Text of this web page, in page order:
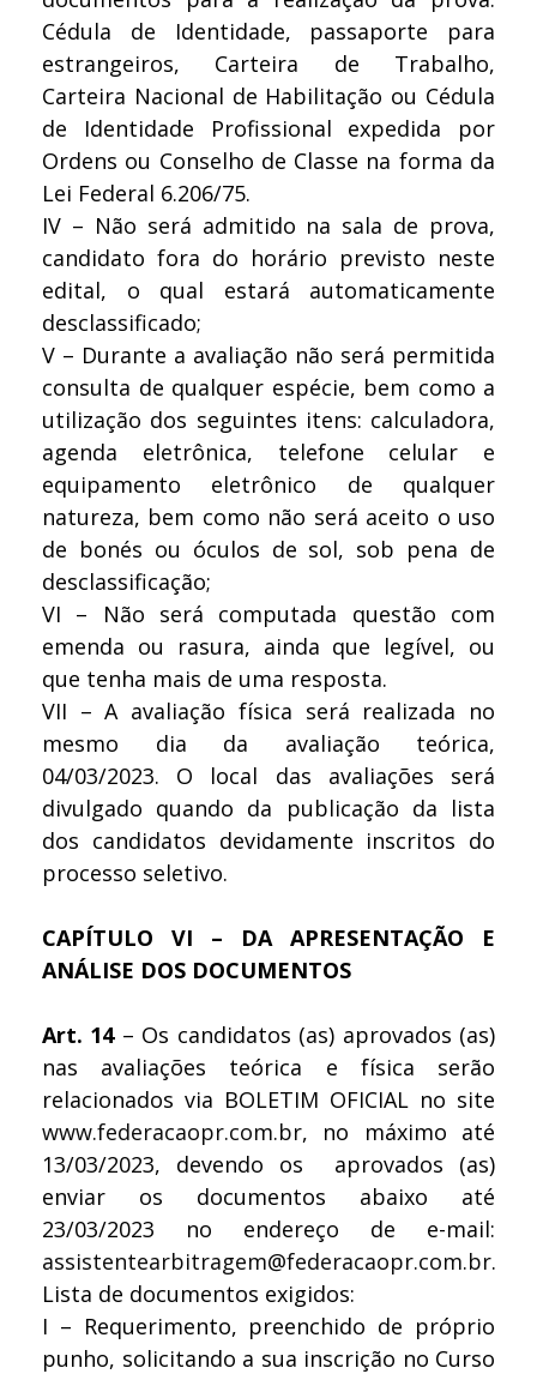
Cédula de Identidade, passaporte para
estrangeiros, Carteira de Trabalho,
Carteira Nacional de Habilitação ou Cédula
de Identidade Profissional expedida por
Ordens ou Conselho de Classe na forma da
Lei Federal 6.206/75.
IV – Não será admitido na sala de prova,
candidato fora do horário previsto neste
edital, o qual estará automaticamente
desclassificado;
V – Durante a avaliação não será permitida
consulta de qualquer espécie, bem como a
utilização dos seguintes itens: calculadora,
agenda eletrônica, telefone celular e
equipamento eletrônico de qualquer
natureza, bem como não será aceito o uso
de bonés ou óculos de sol, sob pena de
desclassificação;
VI – Não será computada questão com
emenda ou rasura, ainda que legível, ou
que tenha mais de uma resposta.
VII – A avaliação física será realizada no
mesmo dia da avaliação teórica,
04/03/2023. O local das avaliações será
divulgado quando da publicação da lista
dos candidatos devidamente inscritos do
processo seletivo.
CAPÍTULO VI – DA APRESENTAÇÃO E
ANÁLISE DOS DOCUMENTOS
Art. 14– Os candidatos (as) aprovados (as)
nas avaliações teórica e física serão
relacionados via BOLETIM OFICIAL no site
www.federacaopr.com.br, no máximo até
13/03/2023, devendo os aprovados (as)
enviar os documentos abaixo até
23/03/2023 no endereço de e-mail:
assistentearbitragem@federacaopr.com.br.
Lista de documentos exigidos:
I – Requerimento, preenchido de próprio
punho, solicitando a sua inscrição no Curso